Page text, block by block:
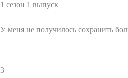
1 сезон 1 выпуск
У меня не получилось сохранить
3